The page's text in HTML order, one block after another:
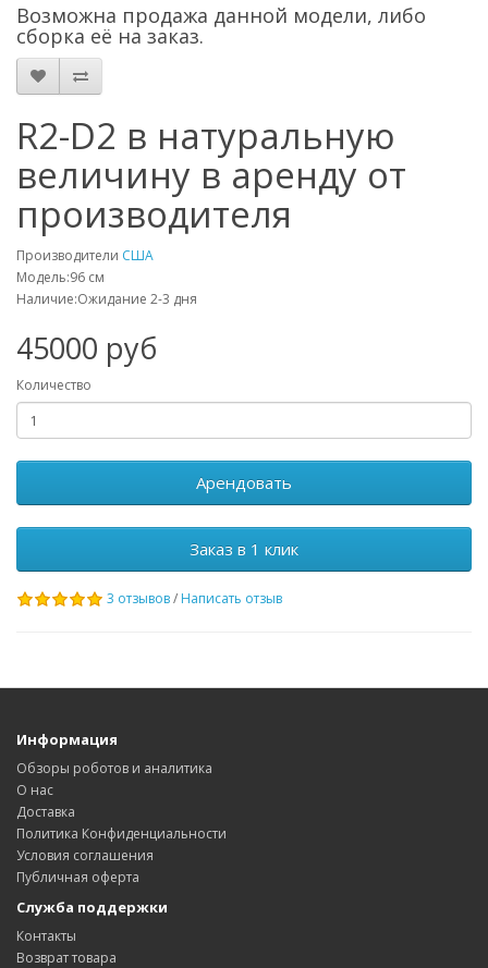
Возможна продажа данной модели, либо
сборка её на заказ.
R2-D2 в натуральную
величину в аренду от
производителя
Производители США
Модель:96 см
Наличие:Ожидание 2-3 дня
45000 руб
Количество
Арендовать
Заказ в 1 клик
3 отзывов/ Написать отзыв
Информация
Обзоры роботов и аналитика
О нас
Доставка
Политика Конфиденциальности
Условия соглашения
Публичная оферта
Служба поддержки
Контакты
Возврат товара